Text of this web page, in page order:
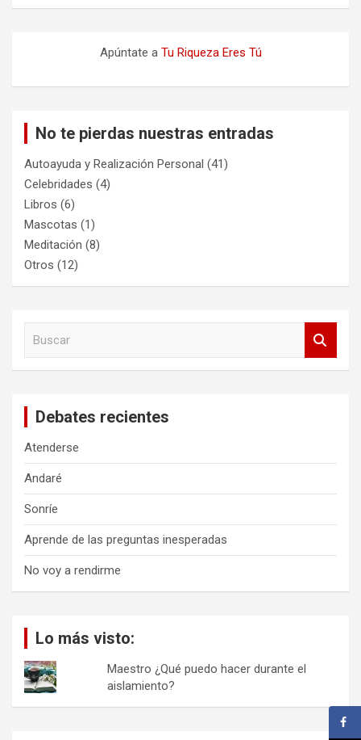
Apúntate a Tu Riqueza Eres Tú
No te pierdas nuestras entradas
Autoayuda y Realización Personal (41)
Celebridades (4)
Libros (6)
Mascotas (1)
Meditación (8)
Otros (12)
Debates recientes
Atenderse
Andaré
Sonríe
Aprende de las preguntas inesperadas
No voy a rendirme
Lo más visto:
Maestro ¿Qué puedo hacer durante el
aislamiento?